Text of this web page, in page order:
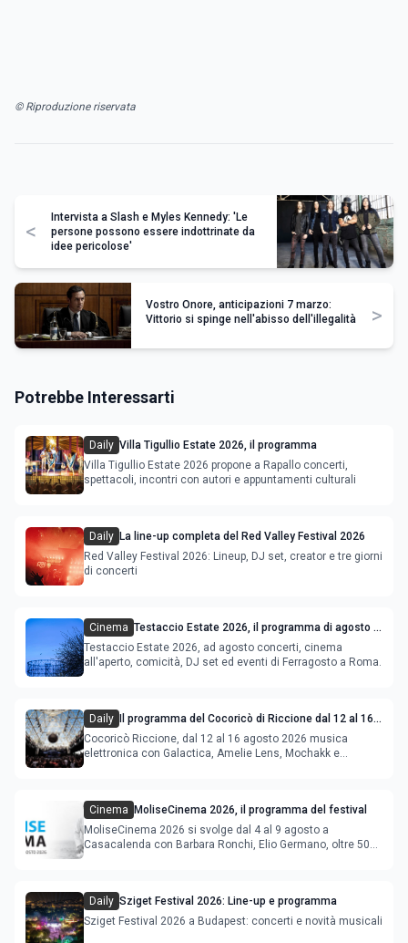
© Riproduzione riservata
<
Intervista a Slash e Myles Kennedy: 'Le
persone possono essere indottrinate da
idee pericolose'
Vostro Onore, anticipazioni 7 marzo:
Vittorio si spinge nell'abisso dell'illegalità
>
Potrebbe Interessarti
Daily Villa Tigullio Estate 2026, il programma
Villa Tigullio Estate 2026 propone a Rapallo concerti,
spettacoli, incontri con autori e appuntamenti culturali
Daily La line-up completa del Red Valley Festival 2026
Red Valley Festival 2026: Lineup, DJ set, creator e tre giorni
di concerti
Cinema Testaccio Estate 2026, il programma di agosto e
Ferragosto
Testaccio Estate 2026, ad agosto concerti, cinema
all'aperto, comicità, DJ set ed eventi di Ferragosto a Roma.
Daily
Il programma del Cocoricò di Riccione dal 12 al 16
agosto 2026
Cocoricò Riccione, dal 12 al 16 agosto 2026 musica
elettronica con Galactica, Amelie Lens, Mochakk e
Cinema
MoliseCinema 2026, il programma del festival
MoliseCinema 2026 si svolge dal 4 al 9 agosto a
Casacalenda con Barbara Ronchi, Elio Germano, oltre 50
Daily Sziget Festival 2026: Line-up e programma
Sziget Festival 2026 a Budapest: concerti e novità musicali